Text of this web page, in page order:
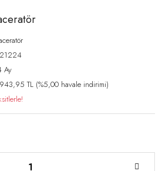
Ay
TL (%5,00 havale indirimi)